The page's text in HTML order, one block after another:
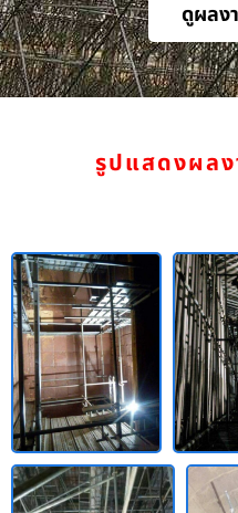
ดูผลง
รูปแสดงผล